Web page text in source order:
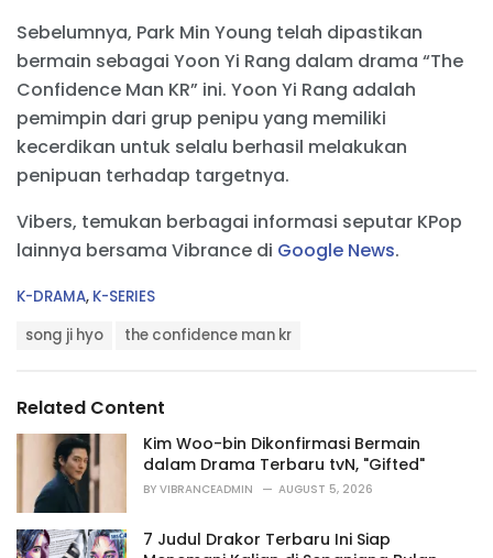
Sebelumnya, Park Min Young telah dipastikan
bermain sebagai Yoon Yi Rang dalam drama “The
Confidence Man KR” ini. Yoon Yi Rang adalah
pemimpin dari grup penipu yang memiliki
kecerdikan untuk selalu berhasil melakukan
penipuan terhadap targetnya.
Vibers, temukan berbagai informasi seputar KPop
lainnya bersama Vibrance di Google News.
C
r
i
K-DRAMA, K-SERIES
:
song ji hyo the confidence man kr
Related Content
Kim Woo-bin Dikonfirmasi Bermain
dalam Drama Terbaru tvN, "Gifted"
BY VIBRANCEADMIN AUGUST 5, 2026
7 Judul Drakor Terbaru Ini Siap